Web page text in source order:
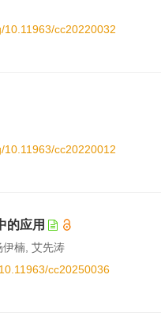
10.11963/cc20220032
10.11963/cc20220012
的应用
楠, 艾先涛
cc20250036